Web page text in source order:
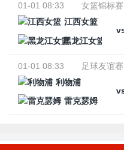
01-01 08:33
女篮锦标赛
江西女篮
黑龙江女篮
01-01 08:33
足球友谊赛
利物浦
雷克瑟姆